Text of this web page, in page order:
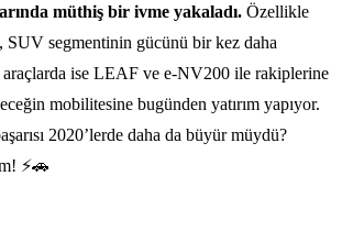
müthiş bir ivme yakaladı. Özellikle
SUV segmentinin gücünü bir kez daha
ise LEAF ve e-NV200 ile rakiplerine
mobilitesine bugünden yatırım yapıyor.
2020’lerde daha da büyür müydü?
⚡🚗